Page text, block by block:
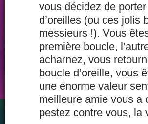
vous décidez de
d’oreilles (ou ces jolis
messieurs !). Vous
première boucle,
acharnez, vous
boucle d’oreille, vous
une énorme valeur
meilleure amie vous a
pestez contre vous, la